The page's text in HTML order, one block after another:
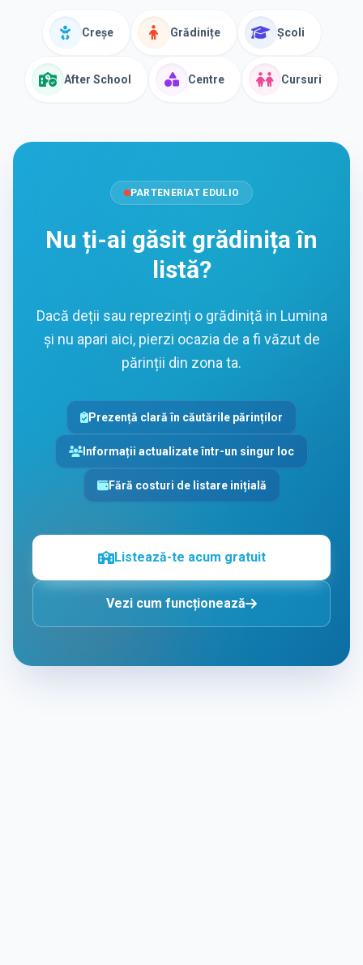
Creșe Grădinițe Școli
After School Centre Cursuri
PARTENERIAT EDULIO
Nu ți-ai găsit grădinița în
listă?
Dacă deții sau reprezinți o grădiniță in Lumina
și nu apari aici, pierzi ocazia de a fi văzut de
părinții din zona ta.
Prezență clară în căutările părinților
Informații actualizate într-un singur loc
Fără costuri de listare inițială
Listează-te acum gratuit
Vezi cum funcționează